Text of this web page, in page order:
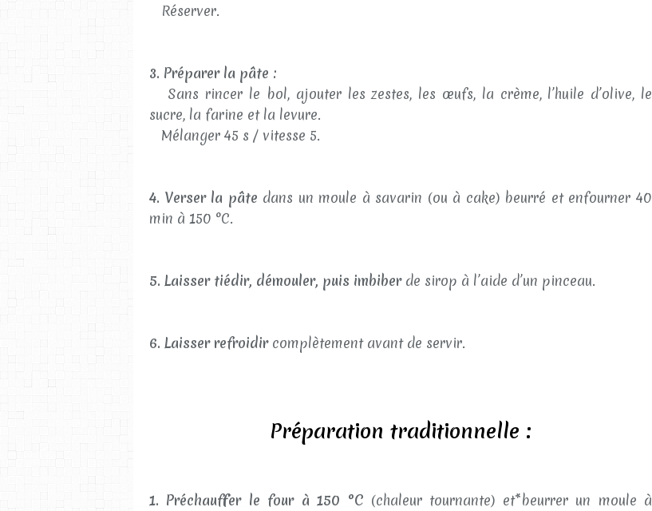
Réserver.
3. Préparer la pâte :
Sans rincer le bol, ajouter les zestes, les œufs, la crème, l’huile d’olive, le
sucre, la farine et la levure.
Mélanger 45 s / vitesse 5.
4. Verser la pâte dans un moule à savarin (ou à cake) beurré et enfourner 40
min à 150 °C.
5. Laisser tiédir, démouler, puis imbiberde sirop à l’aide d’un pinceau.
6. Laisser refroidircomplètement avant de servir.
Préparation traditionnelle :
1. Préchauffer le four à 150 °C (chaleur tournante) et*beurrer un moule à